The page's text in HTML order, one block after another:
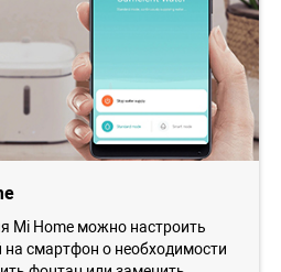
Home можно настроить
смартфон о необходимости